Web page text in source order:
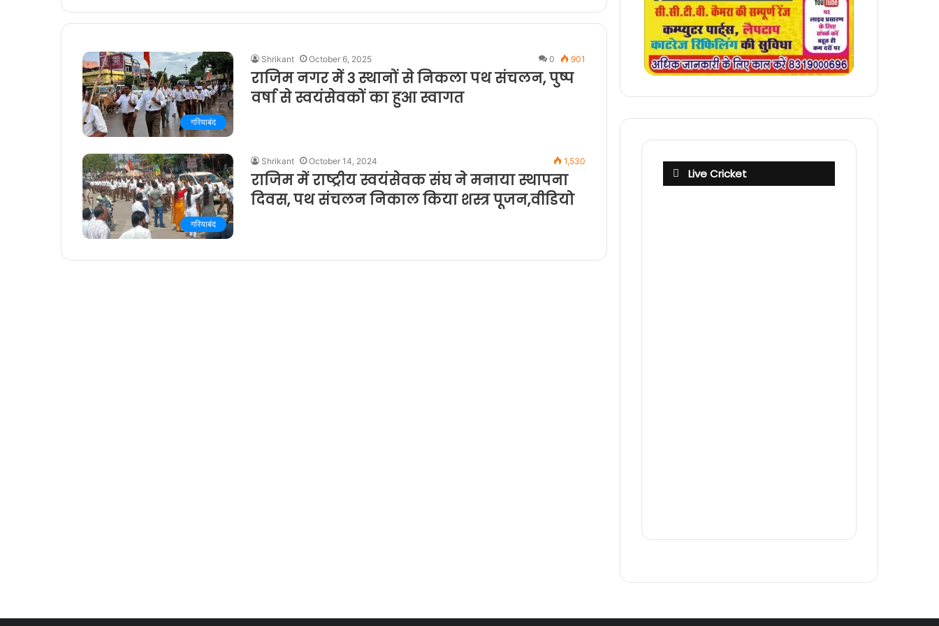
गरियाबंद
Shrikant October 6, 2025 0 901
राजिम नगर में 3 स्थानों से निकला पथ संचलन, पुष्प
वर्षा से स्वयंसेवकों का हुआ स्वागत
गरियाबंद
Shrikant October 14, 2024 1,530
राजिम में राष्ट्रीय स्वयंसेवक संघ ने मनाया स्थापना
दिवस, पथ संचलन निकाल किया शस्त्र पूजन,वीडियो
Live Cricket